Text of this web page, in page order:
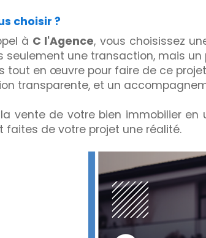
choisir ?
à C l'Agence, vous choisissez
seulement une transaction, mais un
tout en œuvre pour faire de ce
transparente, et un
vente de votre bien immobilier
faites de votre projet une réalité.